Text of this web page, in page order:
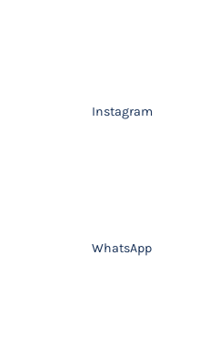
Instagram
WhatsApp